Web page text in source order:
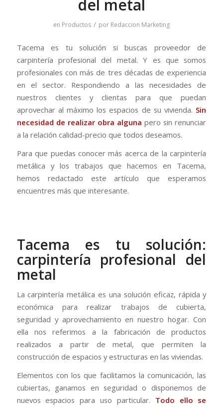
del metal
en Productos / por Redaccion Marketing
Tacema es tu solución si buscas proveedor de
carpintería profesional del metal. Y es que somos
profesionales con más de tres décadas de experiencia
en el sector. Respondiendo a las necesidades de
nuestros clientes y clientas para que puedan
aprovechar al máximo los espacios de su vivienda. Sin
necesidad de realizar obra alguna pero sin renunciar
a la relación calidad-precio que todos deseamos.
Para que puedas conocer más acerca de la carpintería
metálica y los trabajos que hacemos en Tacema,
hemos redactado este artículo que esperamos
encuentres más que interesante.
Tacema es tu solución:
carpintería profesional del
metal
La carpintería metálica es una solución eficaz, rápida y
económica para realizar trabajos de cubierta,
seguridad y aprovechamiento en nuestro hogar. Con
ella nos referimos a la fabricación de productos
realizados a partir de metal, que permiten la
construcción de espacios y estructuras en las viviendas.
Elementos con los que facilitamos la comunicación, las
cubiertas, ganamos en seguridad o disponemos de
nuevos espacios para uso particular. Todo ello se